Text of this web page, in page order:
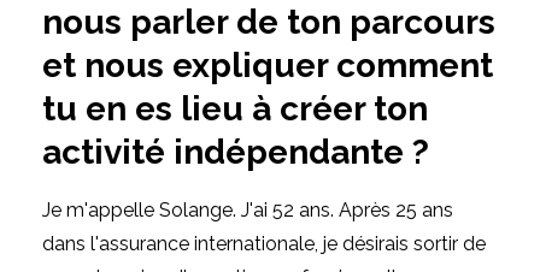
nous parler de ton parcours
et nous expliquer comment
tu en es lieu à créer ton
activité indépendante ?
Je m'appelle Solange. J'ai 52 ans. Après 25 ans
dans l'assurance internationale, je désirais sortir de